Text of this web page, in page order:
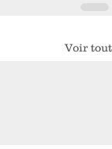
Voir tout